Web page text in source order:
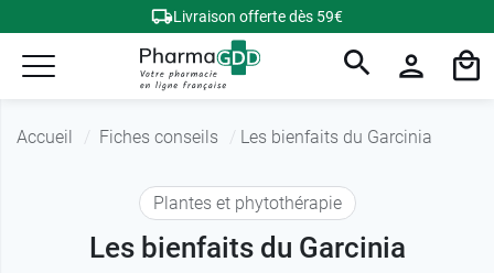
Livraison offerte dès 59€
Accueil Fiches conseils Les bienfaits du Garcinia
Plantes et phytothérapie
Les bienfaits du Garcinia